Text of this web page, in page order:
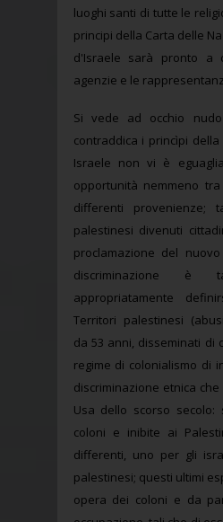
luoghi santi di tutte le
principi della Carta delle
d'Israele sarà pronto a
agenzie e le
Si vede ad occhio
contraddica i princìpi della
Israele non vi è
opportunità nemmeno
differenti provenienze;
palestinesi divenuti
proclamazione del
discriminazione
appropriatamente
Territori palestinesi
da 53 anni, disseminati di
regime di colonialismo di
discriminazione etnica
Usa dello scorso
coloni e inibite ai
differenti, uno per gli
palestinesi; questi ultimi
opera dei coloni e da